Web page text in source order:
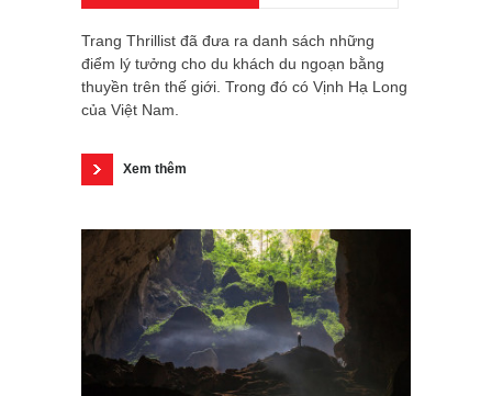
Trang Thrillist đã đưa ra danh sách những
điểm lý tưởng cho du khách du ngoạn bằng
thuyền trên thế giới. Trong đó có Vịnh Hạ Long
của Việt Nam.
Xem thêm